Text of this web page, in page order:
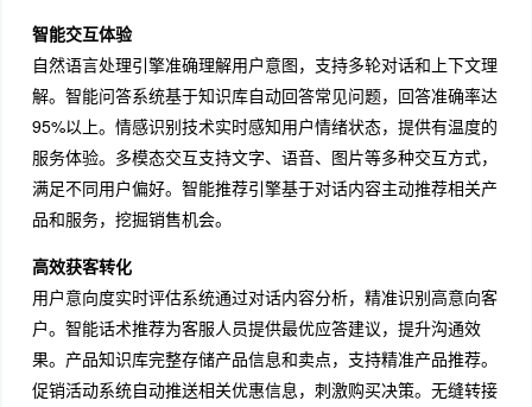
智能交互体验
自然语言处理引擎准确理解用户意图，支持多轮对话和上下文理
解。智能问答系统基于知识库自动回答常见问题，回答准确率达
95%以上。情感识别技术实时感知用户情绪状态，提供有温度的
服务体验。多模态交互支持文字、语音、图片等多种交互方式，
满足不同用户偏好。智能推荐引擎基于对话内容主动推荐相关产
品和服务，挖掘销售机会。
高效获客转化
用户意向度实时评估系统通过对话内容分析，精准识别高意向客
户。智能话术推荐为客服人员提供最优应答建议，提升沟通效
果。产品知识库完整存储产品信息和卖点，支持精准产品推荐。
促销活动系统自动推送相关优惠信息，刺激购买决策。无缝转接